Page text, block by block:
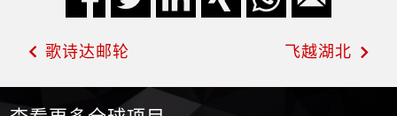
歌诗达邮轮 飞越湖北